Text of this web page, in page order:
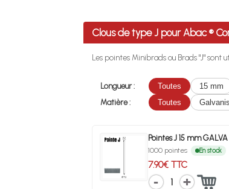
Clous de type J pour Abac ®
Les pointes Minibrads ou Brads "J" sont
Longueur : Toutes 15 mm
Matière :
Toutes
Pointes J 15 mm GALVA
1000 pointes En stock
7.90€ TTC
1